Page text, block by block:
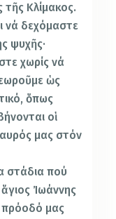
τῆς Κλίμακος.
νά δεχόμαστε
ψυχῆς·
χωρίς νά
ὡς
ὅπως
οἱ
μας στόν
στάδια πού
Ἰωάννης
πρόοδό μας